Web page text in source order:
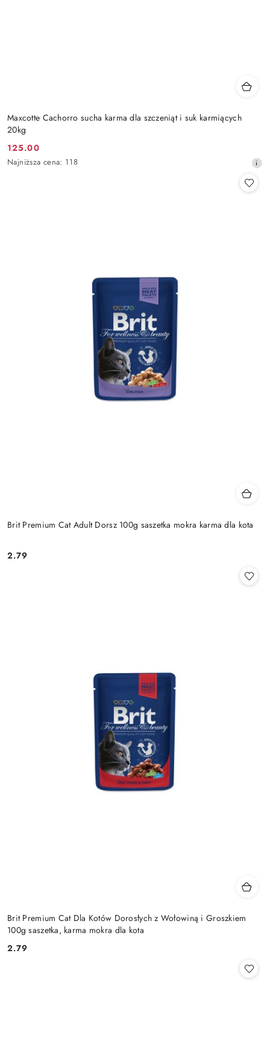
Maxcotte Cachorro sucha karma dla szczeniąt i suk karmiących
20kg
Cena
promocyjna:
125.00
Najniższa
Najniższa cena: 118
Brit Premium Cat Adult Dorsz 100g saszetka mokra karma dla kota
Cena:
2.79
Brit Premium Cat Dla Kotów Dorosłych z Wołowiną i Groszkiem
100g saszetka, karma mokra dla kota
Cena:
2.79